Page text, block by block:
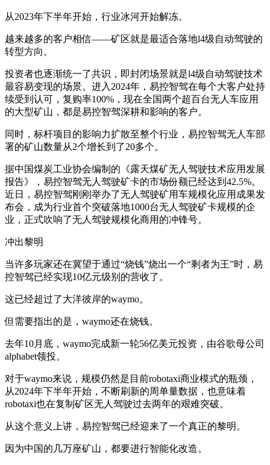
从2023年下半年开始，行业冰河开始解冻。
越来越多的客户相信——矿区就是最适合落地l4级自动驾驶的
转型方向。
投资者也逐渐统一了共识，即封闭场景就是l4级自动驾驶技术
最容易变现的场景。进入2024年，易控智驾在每个大客户处持
续受到认可，复购率100%，现在全国两个超百台无人车应用
的大型矿山，都是易控智驾深耕和影响的客户。
同时，标杆项目的影响力扩散至整个行业，易控智驾无人车部
署的矿山数量从2个增长到了20多个。
据中国煤炭工业协会编制的《露天煤矿无人驾驶技术应用发展
报告》，易控智驾无人驾驶矿卡的市场份额已经达到42.5%。
近日，易控智驾刚刚举办了无人驾驶矿用车规模化应用成果发
布会，成为行业首个突破落地1000台无人驾驶矿卡规模的企
业，正式吹响了无人驾驶规模化商用的冲锋号。
冲出黎明
当许多玩家还在冀望于通过“烧钱”烧出一个“剩者为王”时，易
控智驾已经实现10亿元级别的营收了。
这已经超过了大洋彼岸的waymo。
但需要指出的是，waymo还在烧钱。
去年10月底，waymo完成新一轮56亿美元投资，由谷歌母公司
alphabet领投。
对于waymo来说，规模仍然是目前robotaxi商业模式的瓶颈，
从2024年下半年开始，不断刷新的周单量数据，也意味着
robotaxi也在复制矿区无人驾驶过去两年的艰难突破。
从这个意义上讲，易控智驾已经迎来了一个真正的黎明。
因为中国的几万座矿山，都要进行智能化改造。